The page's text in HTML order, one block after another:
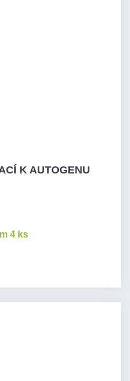
K AUTOGENU
4 ks